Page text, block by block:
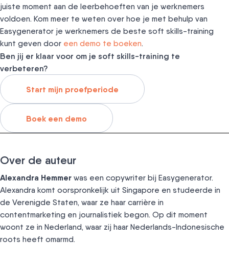
juiste moment aan de leerbehoeften van je werknemers
voldoen. Kom meer te weten over hoe je met behulp van
Easygenerator je werknemers de beste soft skills-training
kunt geven door een demo te boeken.
Ben jij er klaar voor om je soft skills-training te
verbeteren?
Start mijn proefperiode
Boek een demo
Over de auteur
Alexandra Hemmer was een copywriter bij Easygenerator.
Alexandra komt oorspronkelijk uit Singapore en studeerde in
de Verenigde Staten, waar ze haar carrière in
contentmarketing en journalistiek begon. Op dit moment
woont ze in Nederland, waar zij haar Nederlands-Indonesische
roots heeft omarmd.